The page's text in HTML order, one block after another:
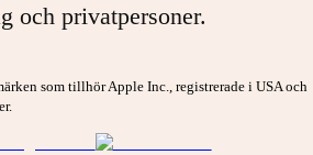
och privatpersoner.
som tillhör Apple Inc., registrerade i USA och